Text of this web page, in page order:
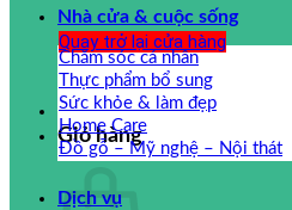
Quay trở lại cửa hàng
Giỏ hàng
Nhà cửa & cuộc sống
Chăm sóc cá nhân
Thực phẩm bổ sung
Sức khỏe & làm đẹp
Home Care
Đồ gỗ – Mỹ nghệ – Nội thát
Dịch vụ